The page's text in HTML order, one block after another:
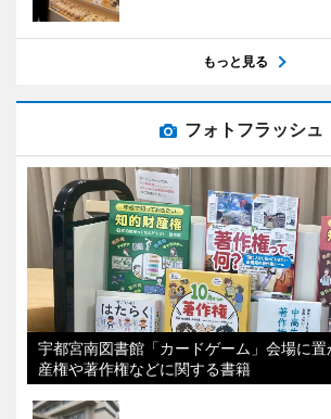
もっと見る
フォトフラッシュ
宇都宮南図書館「カードゲーム」会場に
産権や著作権などに関する書籍